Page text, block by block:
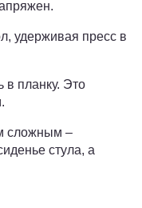
удерживая пресс в
в планку. Это
сложным –
стула, а